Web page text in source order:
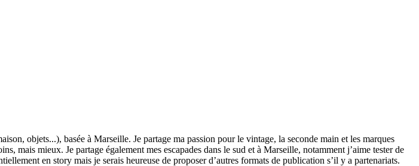
objets...), basée à Marseille. Je partage ma passion pour le vintage, la seconde main et les marques
mais mieux. Je partage également mes escapades dans le sud et à Marseille, notamment j’aime tester de
en story mais je serais heureuse de proposer d’autres formats de publication s’il y a partenariats.